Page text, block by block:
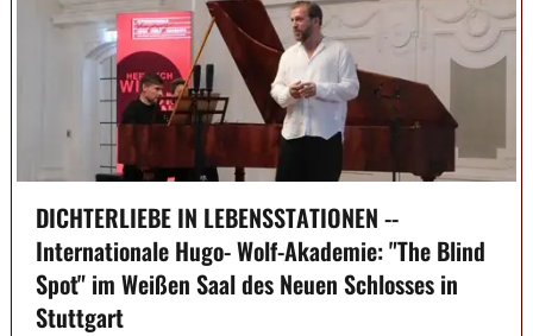
DICHTERLIEBE IN LEBENSSTATIONEN --
Internationale Hugo- Wolf-Akademie: "The Blind
Spot" im Weißen Saal des Neuen Schlosses in
Stuttgart